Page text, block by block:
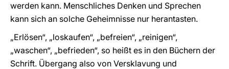
werden kann. Menschliches Denken und Sprechen
kann sich an solche Geheimnisse nur herantasten.
„Erlösen“, „loskaufen“, „befreien“, „reinigen“,
„waschen“, „befrieden“, so heißt es in den Büchern der
Schrift. Übergang also von Versklavung und